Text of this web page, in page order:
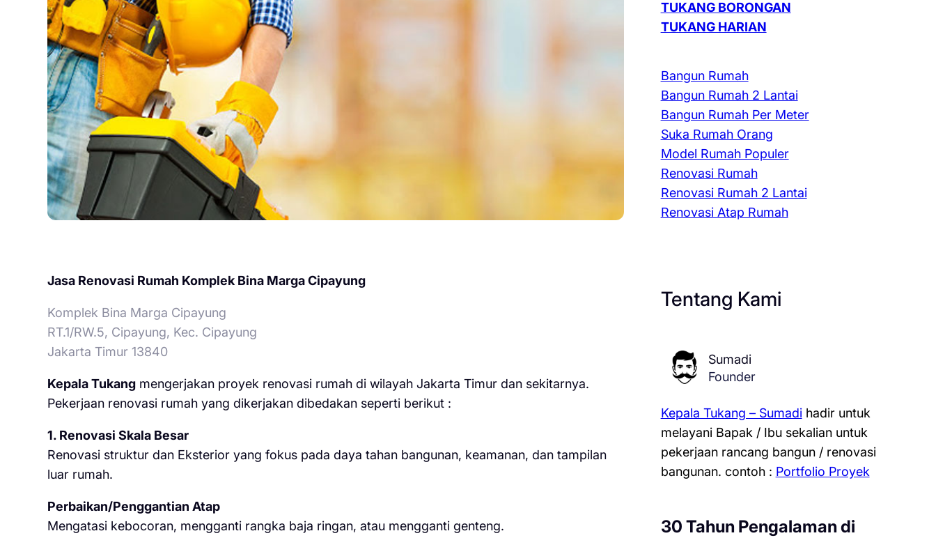
Jasa Renovasi Rumah Komplek Bina Marga Cipayung
Komplek Bina Marga Cipayung
RT.1/RW.5, Cipayung, Kec. Cipayung
Jakarta Timur 13840
Kepala Tukangmengerjakan proyek renovasi rumah di wilayah Jakarta Timur dan sekitarnya.
Pekerjaan renovasi rumah yang dikerjakan dibedakan seperti berikut :
1. Renovasi Skala Besar
Renovasi struktur dan Eksterior yang fokus pada daya tahan bangunan, keamanan, dan tampilan
luar rumah.
Perbaikan/Penggantian Atap
Mengatasi kebocoran, mengganti rangka baja ringan, atau mengganti genteng.
TUKANG BORONGAN
TUKANG HARIAN
Bangun Rumah
Bangun Rumah 2 Lantai
Bangun Rumah Per Meter
Suka Rumah Orang
Model Rumah Populer
Renovasi Rumah
Renovasi Rumah 2 Lantai
Renovasi Atap Rumah
Tentang Kami
Sumadi
Founder
Kepala Tukang – Sumadihadir untuk
melayani Bapak / Ibu sekalian untuk
pekerjaan rancang bangun / renovasi
bangunan. contoh : Portfolio Proyek
30 Tahun Pengalaman di